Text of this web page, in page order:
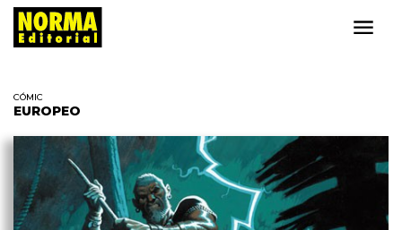
CÓMIC
EUROPEO